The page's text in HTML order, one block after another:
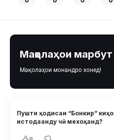
Мақолаҳои марбут
Мақолаҳои монандро хонед!
Пушти ҳодисаи “Бонкир” киҳо
истодаанду чӣ мехоҳанд?